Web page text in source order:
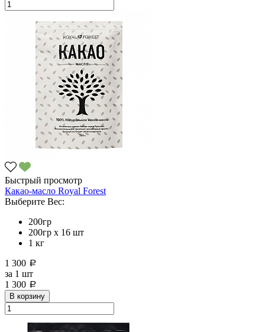
Быстрый просмотр
Какао-масло Royal Forest
Выберите Вес:
200гр
200гр х 16 шт
1 кг
1 300 a
за 1 шт
1 300 a
В корзину